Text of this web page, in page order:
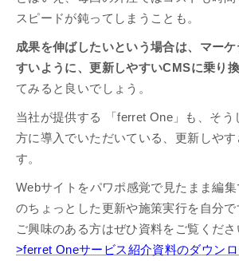
スピードが鈍ってしまうことも。
成果を伸ばしたいという場合は、マー
すいように、更新しやすいCMSに乗り
てみると良いでしょう。
当社が提供する 「ferret One」も、そう
方に導入でいただいている、更新しや
す。
Webサイトをパワポ感覚で見たまま編
のちょっとした更新や施策実行を自分で
ご興味のある方はぜひ資料をご覧くださ
>ferret Oneサービス紹介資料のダウン